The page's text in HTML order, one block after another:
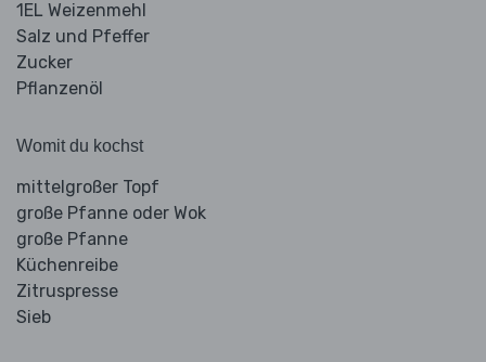
1EL Weizenmehl
Salz und Pfeffer
Zucker
Pflanzenöl
Womit du kochst
mittelgroßer Topf
große Pfanne oder Wok
große Pfanne
Küchenreibe
Zitruspresse
Sieb